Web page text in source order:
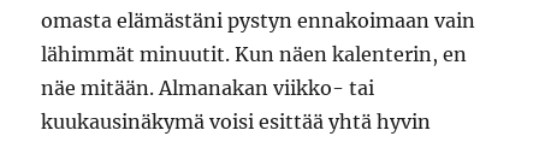
omasta elämästäni pystyn ennakoimaan vain
lähimmät minuutit. Kun näen kalenterin, en
näe mitään. Almanakan viikko- tai
kuukausinäkymä voisi esittää yhtä hyvin